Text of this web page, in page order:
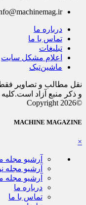
درباره ما
تماس با ما
تبلیغات
اعلام مشکل سایت
ماشین‌تیک
نقل مطالب و تصاویر
و ذکر منبع آزاد
©Copyright 2026
MACHINE MAGAZINE
×
آرشیو مجله
آرشیو مجله
آرشیو مجله
درباره ما
تماس با ما